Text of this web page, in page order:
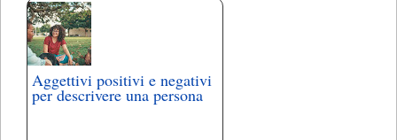
Aggettivi positivi e negativi
per descrivere una persona